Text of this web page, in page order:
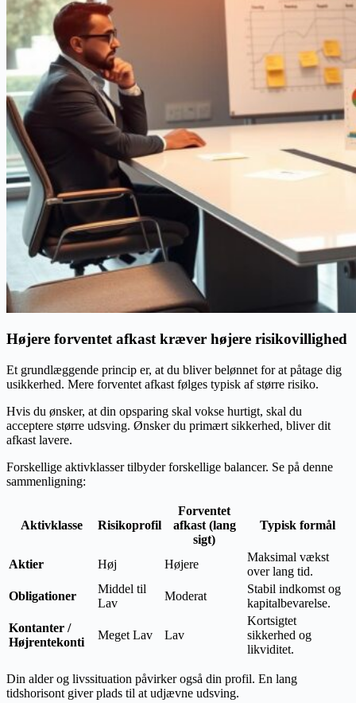
Højere forventet afkast kræver højere risikovillighed
Et grundlæggende princip er, at du bliver belønnet for at påtage dig
usikkerhed. Mere forventet afkast følges typisk af større risiko.
Hvis du ønsker, at din opsparing skal vokse hurtigt, skal du
acceptere større udsving. Ønsker du primært sikkerhed, bliver dit
afkast lavere.
Forskellige aktivklasser tilbyder forskellige balancer. Se på denne
sammenligning:
Aktivklasse Risikoprofil
Forventet
afkast (lang
sigt)
Typisk formål
Aktier Høj Højere
Maksimal vækst
over lang tid.
Obligationer
Middel til
Lav
Moderat
Stabil indkomst og
kapitalbevarelse.
Kontanter /
Højrentekonti
Meget Lav Lav
Kortsigtet
sikkerhed og
likviditet.
Din alder og livssituation påvirker også din profil. En lang
tidshorisont giver plads til at udjævne udsving.